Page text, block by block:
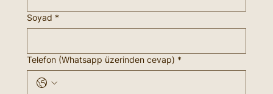
Soyad *
Telefon (Whatsapp üzerinden cevap) *